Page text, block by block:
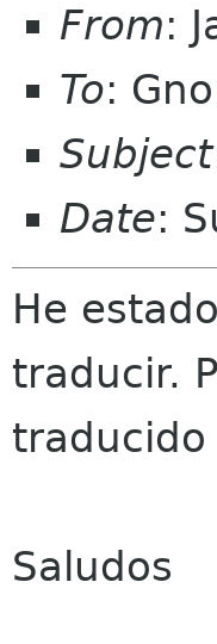
From:
To:
Subject
Date:
He
traducir.
traducido
Saludos